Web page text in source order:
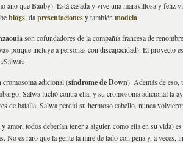
año que Bauby). Está casada y vive una maravillosa y feliz
blogs, dapresentacionesy también modela.
son cofundadores de la compañía francesa de
porque incluye a personas con discapacidad). El proyecto
cromosoma adicional (síndrome de Down). Además de eso,
Salwa luchó contra ella, y su cromosoma adicional la
de batalla, Salwa perdió su hermoso cabello, nunca
amor, todos deberían tener a alguien como ella en su vida)
No es raro que la gente la mire de lado con pena y, a veces,